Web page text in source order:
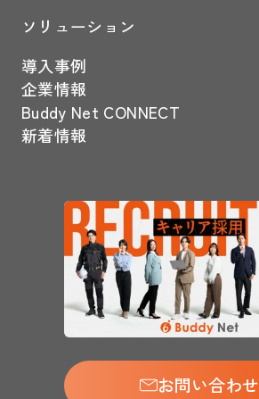
ソリューション
導入事例
企業情報
Buddy Net CONNECT
新着情報
お問い合わせ